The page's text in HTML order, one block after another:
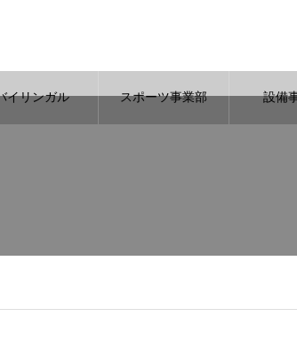
イリンガル スポーツ事業部 設備